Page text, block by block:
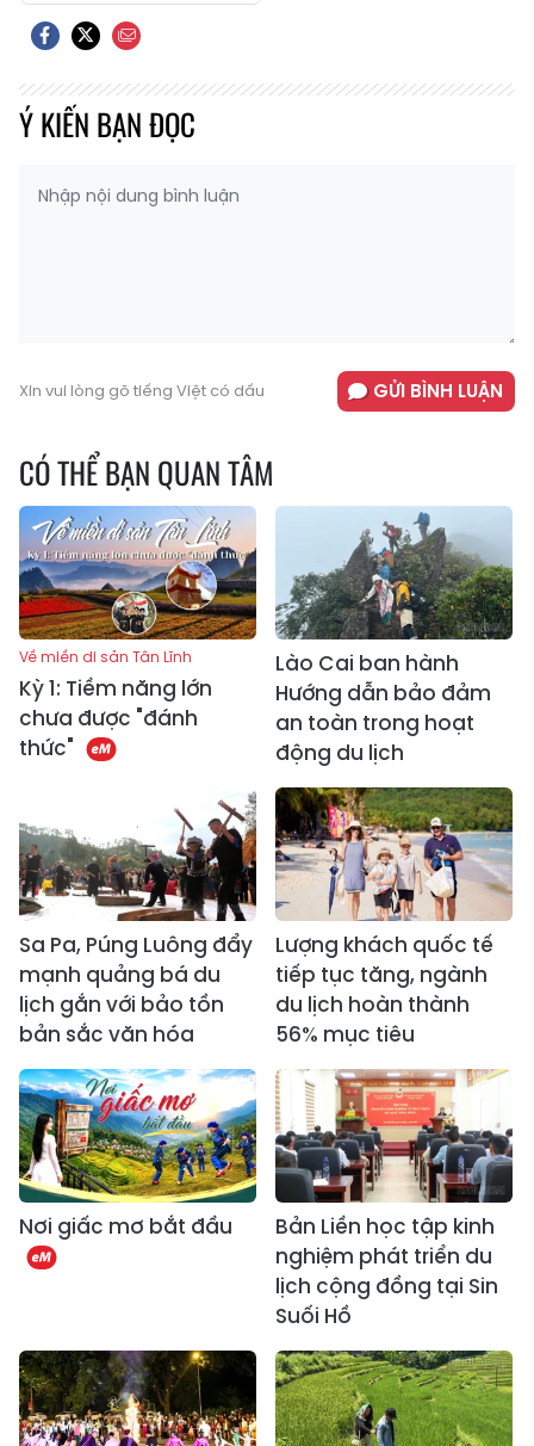
Ý KIẾN BẠN ĐỌC
Xin vui lòng gõ tiếng Việt có dấu GỬI BÌNH LUẬN
CÓ THỂ BẠN QUAN TÂM
Về miền di sản Tân Lĩnh
Kỳ 1: Tiềm năng lớn
chưa được "đánh
thức"
Lào Cai ban hành
Hướng dẫn bảo đảm
an toàn trong hoạt
động du lịch
Sa Pa, Púng Luông đẩy
mạnh quảng bá du
lịch gắn với bảo tồn
bản sắc văn hóa
Lượng khách quốc tế
tiếp tục tăng, ngành
du lịch hoàn thành
56% mục tiêu
Nơi giấc mơ bắt đầu
Bản Liền học tập kinh
nghiệm phát triển du
lịch cộng đồng tại Sin
Suối Hồ